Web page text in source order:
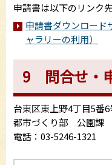
申請書は以下のリンク
申請書ダウンロード
ャラリーの利用）
9 問合せ・
台東区東上野4丁目5
都市づくり部 公園課
電話：03-5246-1321